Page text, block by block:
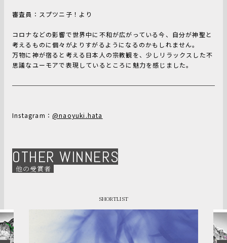
審査員：スプツニ子！より
コロナなどの影響で世界中に不和が広がっている今、自分が神聖と
考えるものに個々がよりすがるようになるのかもしれません。
万物に神が宿ると考える日本人の宗教観を、少しリラックスした不
思議なユーモアで表現しているところに魅力を感じました。
Instagram： @naoyuki.hata
OTHER WINNERS
他の受賞者
SHORTLIST